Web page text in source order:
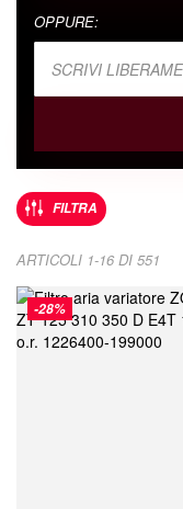
OPPURE:
FILTRA
ARTICOLI 1-16 DI 551
-28%